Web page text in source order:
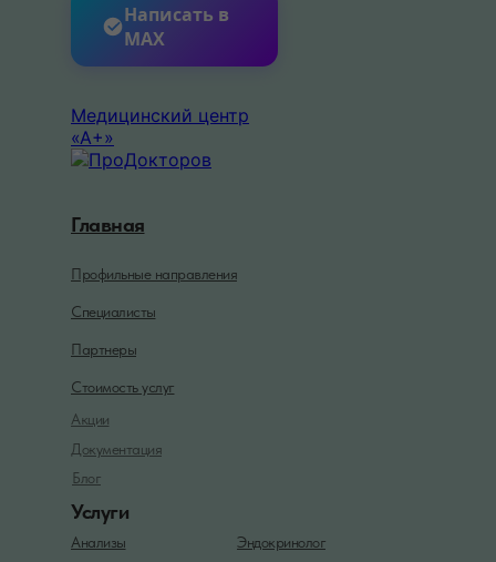
Услуги
Акции
Документация
Блог
Анализы Эндокринолог
Стоимость услуг
Партнеры
Специалисты
Профильные направления
Главная
Медицинский центр
«А+»
Написать в
MAX